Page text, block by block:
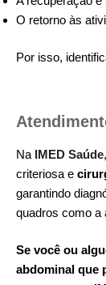
O retorno às
Por isso,
Na IMED Saúde
criteriosa e
garantindo
quadros como a
Se você ou
abdominal que